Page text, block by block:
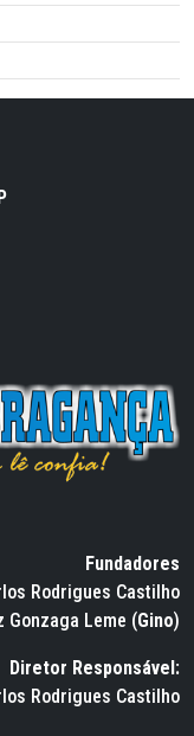
Fundadores
Rodrigues Castilho
Gonzaga Leme (Gino)
Diretor Responsável:
Rodrigues Castilho